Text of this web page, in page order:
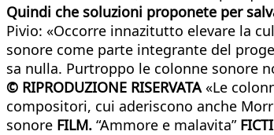
Quindi che soluzioni proponete per
Pivio: «Occorre innazitutto elevare la
sonore come parte integrante del
sa nulla. Purtroppo le colonne sonore
© RIPRODUZIONE RISERVATA«Le
compositori, cui aderiscono anche
sonore FILM. “Ammore e malavita”